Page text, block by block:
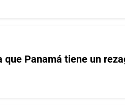
que Panamá tiene un